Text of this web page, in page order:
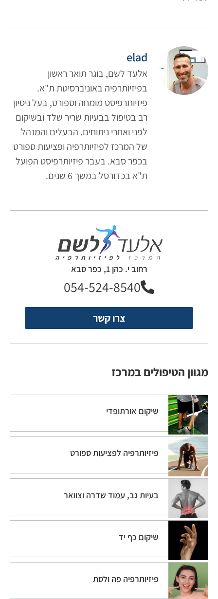
elad
אלעד לשם, בוגר תואר ראשון
בפיזיותרפיה באוניברסיטת ת"א.
פיזיותרפיסט מומחה וספורט, בעל ניסיון
רב בטיפול בבעיות שריר שלד ובשיקום
לפני ואחרי ניתוחים. הבעלים והמנהל
של המרכז לפיזיותרפיה ופציעות ספורט
בכפר סבא. בעבר פיזיותרפיסט הפועל
ת"א בכדורסל במשך 6 שנים.
רחוב י. כהן 1, כפר סבא
054-524-8540
צרו קשר
מגוון הטיפולים במרכז
שיקום אורתופדי
פיזיותרפיה לפציעות ספורט
בעיות גב, עמוד שדרה וצוואר
שיקום כף יד
פיזיותרפיה פה ולסת